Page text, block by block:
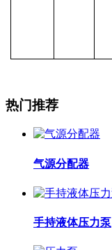
热门推荐
气源分配器
手持液体压力泵